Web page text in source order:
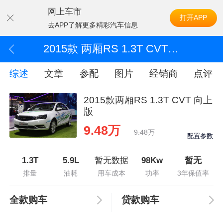
网上车市
去APP了解更多精彩汽车信息
打开APP
2015款 两厢RS 1.3T CVT 向上版
综述 文章 参配 图片 经销商 点评
2015款两厢RS 1.3T CVT 向上
版
9.48万 9.48万 配置参数
1.3T
排量
5.9L
油耗
暂无数据
用车成本
98Kw
功率
暂无
3年保值率
全款购车 贷款购车